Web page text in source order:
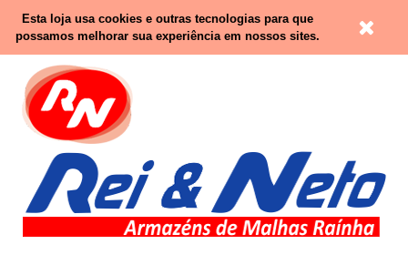
Contacte-nos
Esta loja usa cookies e outras tecnologias para que
possamos melhorar sua experiência em nossos sites.